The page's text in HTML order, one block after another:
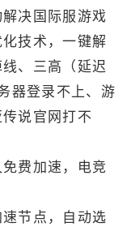
决国际服游戏
技术，一键解
、三高（延迟
器登录不上、游
说官网打不
费加速，电竞
节点，自动选